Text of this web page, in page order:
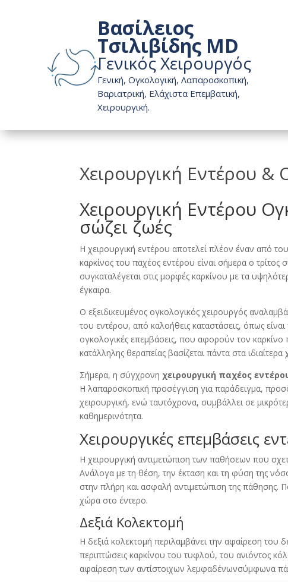
Βασίλειος
Τσιλιβίδης MD
Γενικός Χειρουργός
Γενική, Ογκολογική, Λαπαροσκοπική,
Βαριατρική, Ελάχιστα Επεμβατική,
Χειρουργική.
Χειρουργική Εντέρου &
Χειρουργική Εντέρου
σώζει ζωές
Η χειρουργική εντέρου αποτελεί πλέον έναν από
καρκίνος του παχέος εντέρου είναι σήμερα ο
συγκαταλέγεται στις μορφές καρκίνου με τα
έγκαιρα.
Ο εξειδικευμένος ογκολογικός χειρουργός
του εντέρου, από καλοήθεις καταστάσεις, όπως
ογκολογικές επεμβάσεις, που αφορούν τον
κατάλληλης θεραπείας βασίζεται πάντα στα
Σήμερα, η σύγχρονη χειρουργική παχέος
Η λαπαροσκοπική προσέγγιση για παράδειγμα,
χειρουργική, ενώ ταυτόχρονα, συμβάλλει σε
καθημερινότητα.
Χειρουργικές επεμβάσεις
Η χειρουργική αντιμετώπιση των παθήσεων που
Ανάλογα με τη θέση, την έκταση και τη φύση της
στην πλήρη και ασφαλή αντιμετώπιση της
χώρα στο έντερο.
Δεξιά Κολεκτομή
Η δεξιά κολεκτομή περιλαμβάνει την αφαίρεση του
περιπτώσεις καρκίνου του τυφλού, του ανιόντος
αφαίρεση των αντίστοιχων λεμφαδένωνσύμφωνα